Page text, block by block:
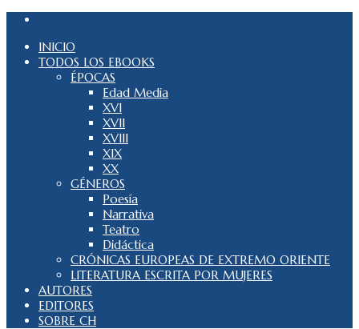
INICIO
TODOS LOS EBOOKS
ÉPOCAS
Edad Media
XVI
XVII
XVIII
XIX
XX
GÉNEROS
Poesía
Narrativa
Teatro
Didáctica
CRÓNICAS EUROPEAS DE EXTREMO ORIENTE
LITERATURA ESCRITA POR MUJERES
AUTORES
EDITORES
SOBRE CH